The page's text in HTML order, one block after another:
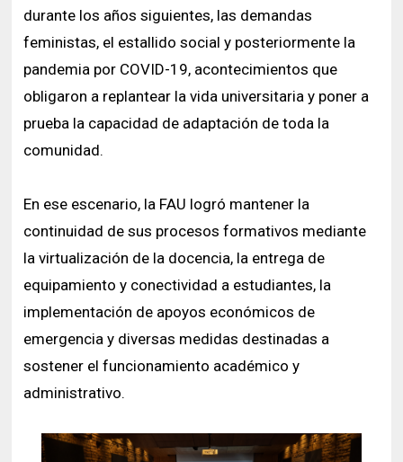
durante los años siguientes, las demandas
feministas, el estallido social y posteriormente la
pandemia por COVID-19, acontecimientos que
obligaron a replantear la vida universitaria y poner a
prueba la capacidad de adaptación de toda la
comunidad.
En ese escenario, la FAU logró mantener la
continuidad de sus procesos formativos mediante
la virtualización de la docencia, la entrega de
equipamiento y conectividad a estudiantes, la
implementación de apoyos económicos de
emergencia y diversas medidas destinadas a
sostener el funcionamiento académico y
administrativo.